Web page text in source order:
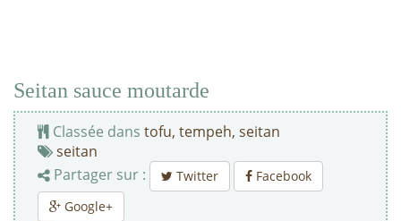
Seitan sauce moutarde
Classée dans tofu, tempeh, seitan
seitan
Partager sur :
Twitter
Facebook
Google+